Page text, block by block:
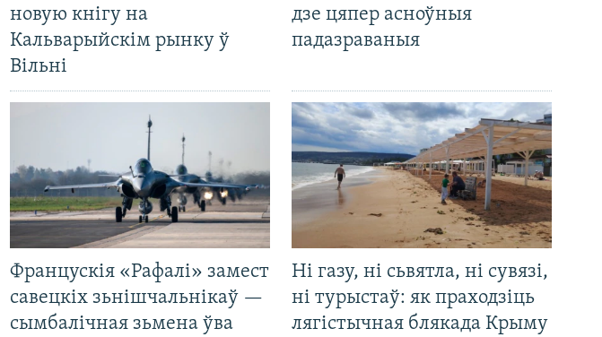
новую кнігу на
Кальварыйскім рынку ў
Вільні
дзе цяпер асноўныя
падазраваныя
Францускія «Рафалі» замест
савецкіх зьнішчальнікаў —
сымбалічная зьмена ўва
Ні газу, ні сьвятла, ні сувязі,
ні турыстаў: як праходзіць
лягістычная блякада Крыму